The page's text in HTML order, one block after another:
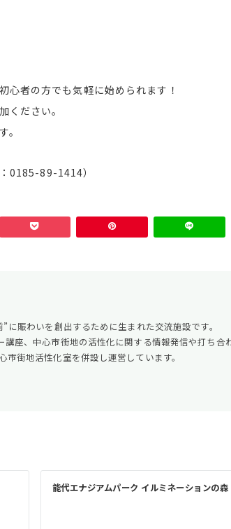
心者の方でも気軽に始められます！
ください。
0185-89-1414）
に賑わいを創出するために生まれた交流施設です。
講座、中心市街地の活性化に関する情報発信や打ち合
街地活性化室を併設し運営しています。
能代エナジアムパーク イルミネーションの森